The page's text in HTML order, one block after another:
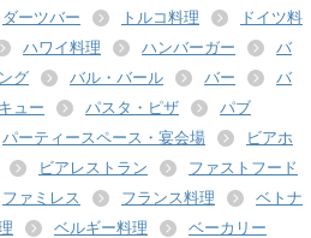
ダーツバー
トルコ料理
ドイツ料
ハワイ料理 ハンバーガー
バ
グ
バル・バール バー
バ
ュー
パスタ・ピザ
パブ
パーティースペース・宴会場
ビアホ
ビアレストラン
ファストフード
ファミレス
フランス料理
ベトナ
ベルギー料理
ベーカリー